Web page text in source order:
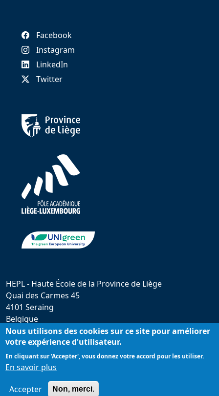
Facebook
Instagram
LinkedIn
Twitter
HEPL - Haute École de la Province de Liège
Quai des Carmes 45
4101 Seraing
Belgique
hepl@provincedeliege.be
+32 (0)4 279 55 20
Nous utilisons des cookies sur ce site pour améliorer
votre expérience d'utilisateur.
En cliquant sur 'Accepter', vous donnez votre accord pour les utiliser.
En savoir plus
Accepter Non, merci.